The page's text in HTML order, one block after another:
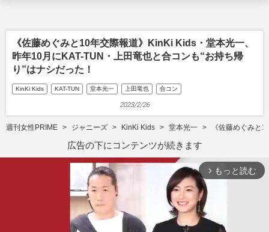
《佐藤めぐみと10年交際報道》KinKi Kids・堂本光一、
昨年10月にKAT-TUN・上田竜也と合コンも“お持ち帰
り”はナシだった！
KinKi Kids KAT-TUN 堂本光一 上田竜也 合コン
2023/2/26
週刊女性PRIME ジャニーズ KinKi Kids 堂本光一 《佐藤めぐみと
広告の下にコンテンツが続きます
arrow_forward_ios もっと読む